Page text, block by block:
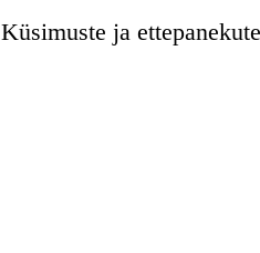
Küsimuste ja